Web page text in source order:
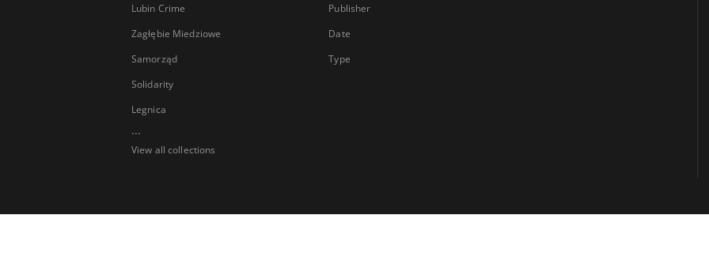
Lubin Crime
Zagłębie Miedziowe
Samorząd
Solidarity
Legnica
...
View all collections
Publisher
Date
Type